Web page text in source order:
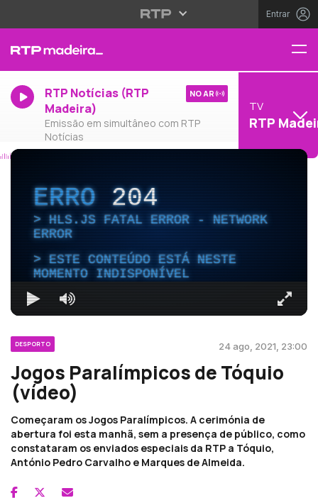
Entrar
RTP Notícias (RTP
Madeira)
Emissão em simultâneo com RTP
Notícias
NO AR
TV
RTP
ERRO204
HLS.JS FATAL ERROR - NETWORK
ERROR
ESTE CONTEÚDO ESTÁ NESTE
MOMENTO INDISPONÍVEL
DESPORTO 24 ago, 2021, 23:00
Jogos Paralímpicos de Tóquio
(vídeo)
Começaram os Jogos Paralímpicos. A cerimónia de
abertura foi esta manhã, sem a presença de público, como
constataram os enviados especiais da RTP a Tóquio,
António Pedro Carvalho e Marques de Almeida.